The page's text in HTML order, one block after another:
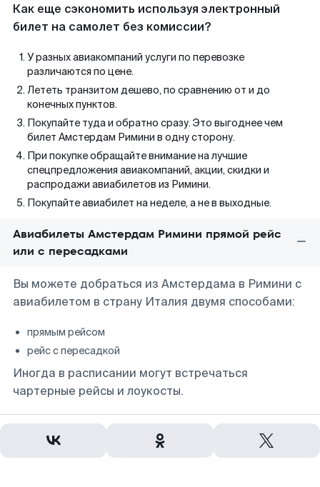
Как еще сэкономить используя электронный
билет на самолет без комиссии?
У разных авиакомпаний услуги по перевозке
различаются по цене.
Лететь транзитом дешево, по сравнению от и до
конечных пунктов.
Покупайте туда и обратно сразу. Это выгоднее чем
билет Амстердам Римини в одну сторону.
При покупке обращайте внимание на лучшие
спецпредложения авиакомпаний, акции, скидки и
распродажи авиабилетов из Римини.
Покупайте авиабилет на неделе, а не в выходные.
Авиабилеты Амстердам Римини прямой рейс
или с пересадками
Вы можете добраться из Амстердама в Римини с
авиабилетом в страну Италия двумя способами:
прямым рейсом
рейс с пересадкой
Иногда в расписании могут встречаться
чартерные рейсы и лоукосты.